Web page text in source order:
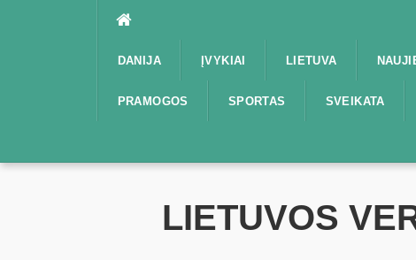
DANIJA ĮVYKIAI LIETUVA
PRAMOGOS SPORTAS SVEIKATA
LIETUVOS